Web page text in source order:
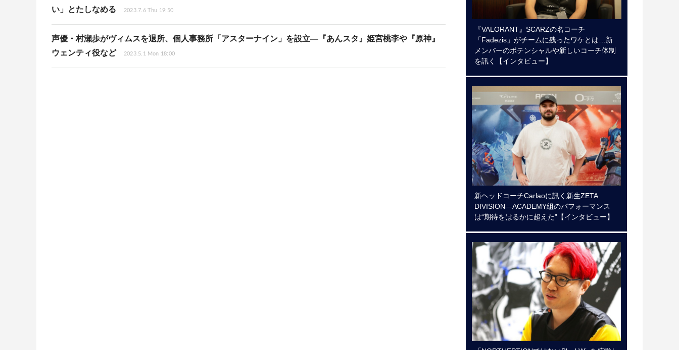
い」とたしなめる
2023.7.6 Thu 19:50
声優・村瀬歩がヴィムスを退所、個人事務所「アスターナイン」を設立―『あんスタ』姫宮桃李や『原神』
ウェンティ役など
2023.5.1 Mon 18:00
『VALORANT』SCARZの名コーチ
「Fadezis」がチームに残ったワケとは…新
メンバーのポテンシャルや新しいコーチ体制
を訊く【インタビュー】
新ヘッドコーチCarlaoに訊く新生ZETA
DIVISION―ACADEMY組のパフォーマンス
は“期待をはるかに超えた”【インタビュー】